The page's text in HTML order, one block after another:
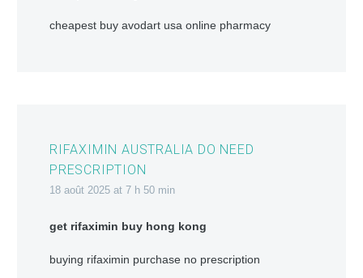
cheapest buy avodart usa online pharmacy
RIFAXIMIN AUSTRALIA DO NEED
PRESCRIPTION
18 août 2025 at 7 h 50 min
get rifaximin buy hong kong
buying rifaximin purchase no prescription